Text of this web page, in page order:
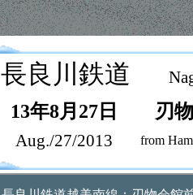
長良川鉄道
13年8月27日 刃
Aug./27/2013 from